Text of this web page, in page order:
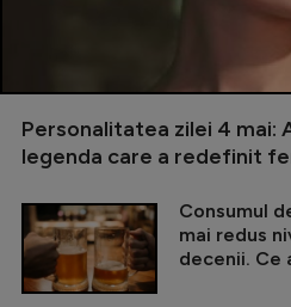
Personalitatea zilei 4 mai:
legenda care a redefinit
Consumul
mai redus
decenii. Ce